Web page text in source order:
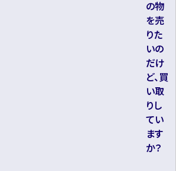
の物
を売
りた
いの
だけ
ど、買
い取
りし
てい
ます
か？